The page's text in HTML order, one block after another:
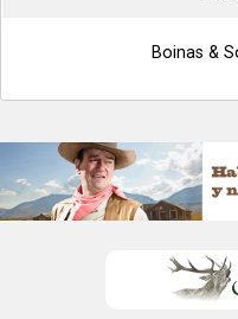
Boinas &